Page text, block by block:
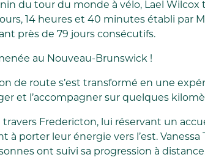
du tour du monde à vélo, Lael
14 heures et 40 minutes établi par
près de 79 jours consécutifs.
au Nouveau-Brunswick !
de route s’est transformé en une
et l’accompagner sur quelques
Fredericton, lui réservant un
à porter leur énergie vers l’est.
ont suivi sa progression à